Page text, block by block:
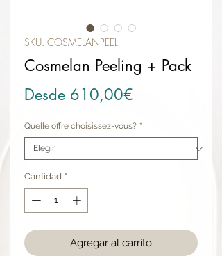
SKU: COSMELANPEEL
Cosmelan Peeling + Pack
Desde 610,00€
Quelle offre choisissez-vous? *
Cantidad *
Agregar al carrito